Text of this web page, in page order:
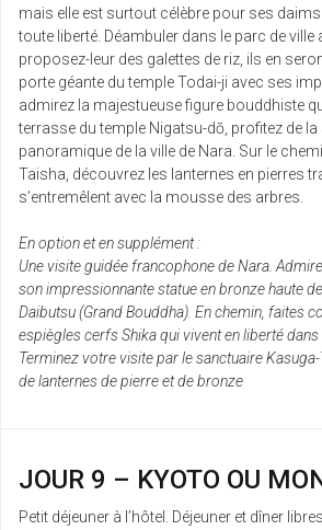
mais elle est surtout célèbre pour ses
toute liberté. Déambuler dans le parc de
proposez-leur des galettes de riz, ils en
porte géante du temple Todai-ji avec ses
admirez la majestueuse figure bouddhiste
terrasse du temple Nigatsu-dō, profitez de la
panoramique de la ville de Nara. Sur le
Taisha, découvrez les lanternes en pierres
s’entremêlent avec la mousse des arbres.
En option et en supplément :
Une visite guidée francophone de Nara.
son impressionnante statue en bronze haute
Daibutsu (Grand Bouddha). En chemin, faites
espiègles cerfs Shika qui vivent en liberté dans
Terminez votre visite par le sanctuaire
de lanternes de pierre et de bronze
JOUR 9 – KYOTO OU
Petit déjeuner à l’hôtel. Déjeuner et dîner libres.